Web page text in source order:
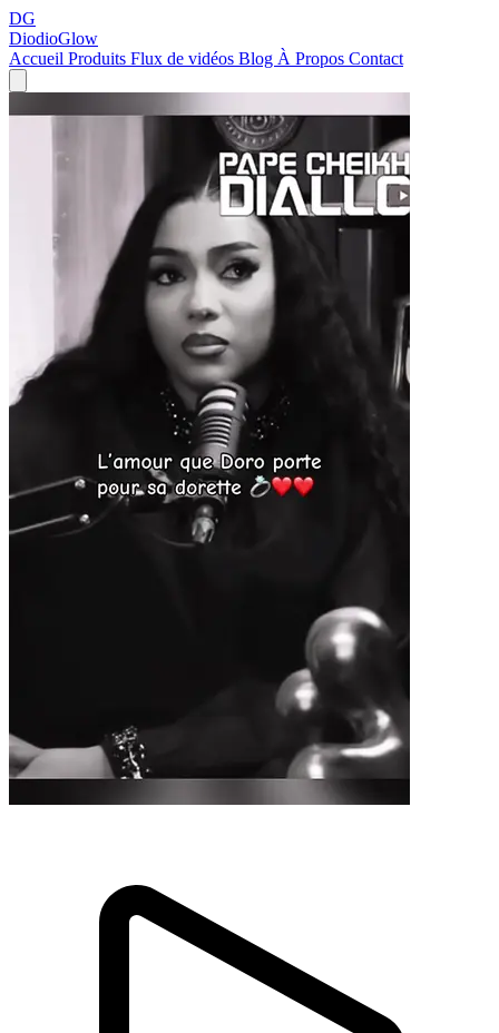
DG
DiodioGlow
Accueil Produits Flux de vidéos Blog À Propos Contact